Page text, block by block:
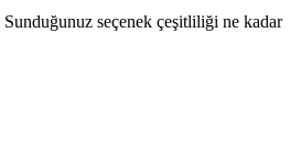
seçenek çeşitliliği ne kadar